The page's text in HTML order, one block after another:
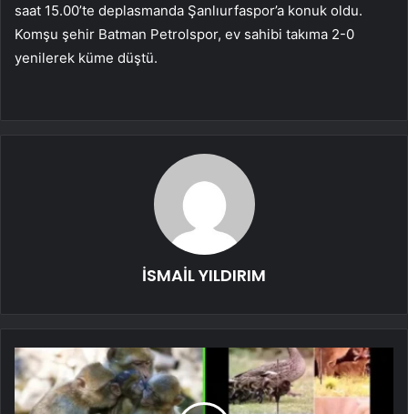
saat 15.00’te deplasmanda Şanlıurfaspor’a konuk oldu.
Komşu şehir Batman Petrolspor, ev sahibi takıma 2-0
yenilerek küme düştü.
İSMAİL YILDIRIM